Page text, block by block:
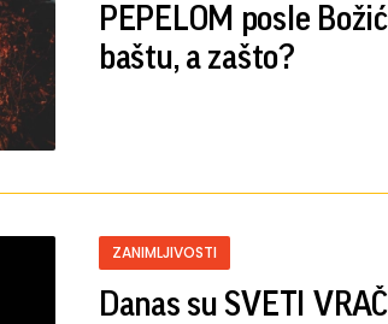
PEPELOM posle
baštu, a zašto?
ZANIMLJIVOSTI
Danas su SVETI